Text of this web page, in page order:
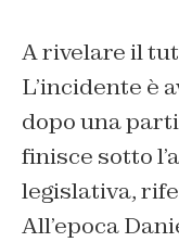
A rivelare il
L’incidente è
dopo una
finisce sotto
legislativa,
All’epoca